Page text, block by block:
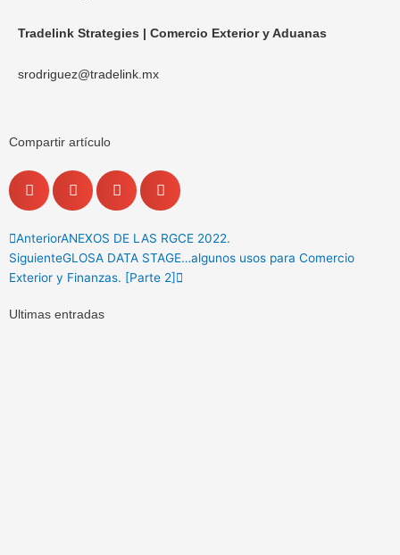
Tradelink Strategies | Comercio Exterior y Aduanas
srodriguez@tradelink.mx
Compartir artículo
Previo
AnteriorANEXOS DE LAS RGCE 2022.
SiguienteGLOSA DATA STAGE…algunos usos para Comercio
Exterior y Finanzas. [Parte 2]
Next
Ultimas entradas